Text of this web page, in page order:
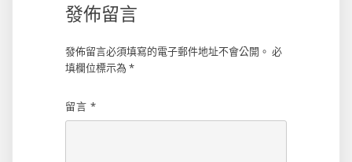
發佈留言
發佈留言必須填寫的電子郵件地址不會公開。 必
填欄位標示為 *
留言 *